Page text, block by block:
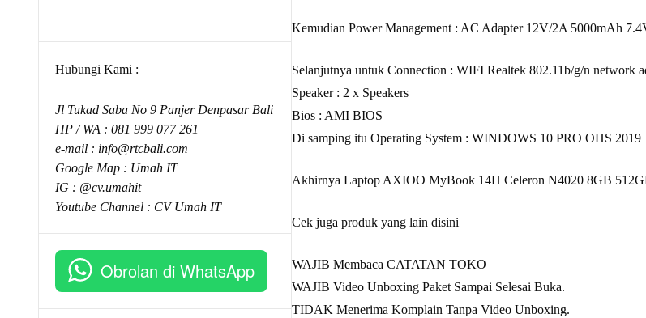
Kemudian Power Management : AC Adapter 12V/2A 5000mAh
Selanjutnya untuk Connection : WIFI Realtek 802.11b/g/n network
Speaker : 2 x Speakers
Bios : AMI BIOS
Di samping itu Operating System : WINDOWS 10 PRO OHS 2019
Akhirnya Laptop AXIOO MyBook 14H Celeron N4020 8GB
Cek juga produk yang lain disini
WAJIB Membaca CATATAN TOKO
WAJIB Video Unboxing Paket Sampai Selesai Buka.
TIDAK Menerima Komplain Tanpa Video Unboxing.
Hubungi Kami :
Jl Tukad Saba No 9 Panjer Denpasar Bali
HP / WA : 081 999 077 261
e-mail : info@rtcbali.com
Google Map : Umah IT
IG : @cv.umahit
Youtube Channel : CV Umah IT
Obrolan di WhatsApp